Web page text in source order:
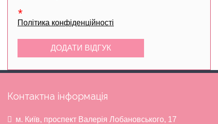
Політика конфіденційності
Контактна інформація
м. Київ, проспект Валерія Лобановського, 17